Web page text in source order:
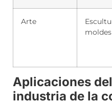
Arte
moldes
Aplicaciones
industria de la